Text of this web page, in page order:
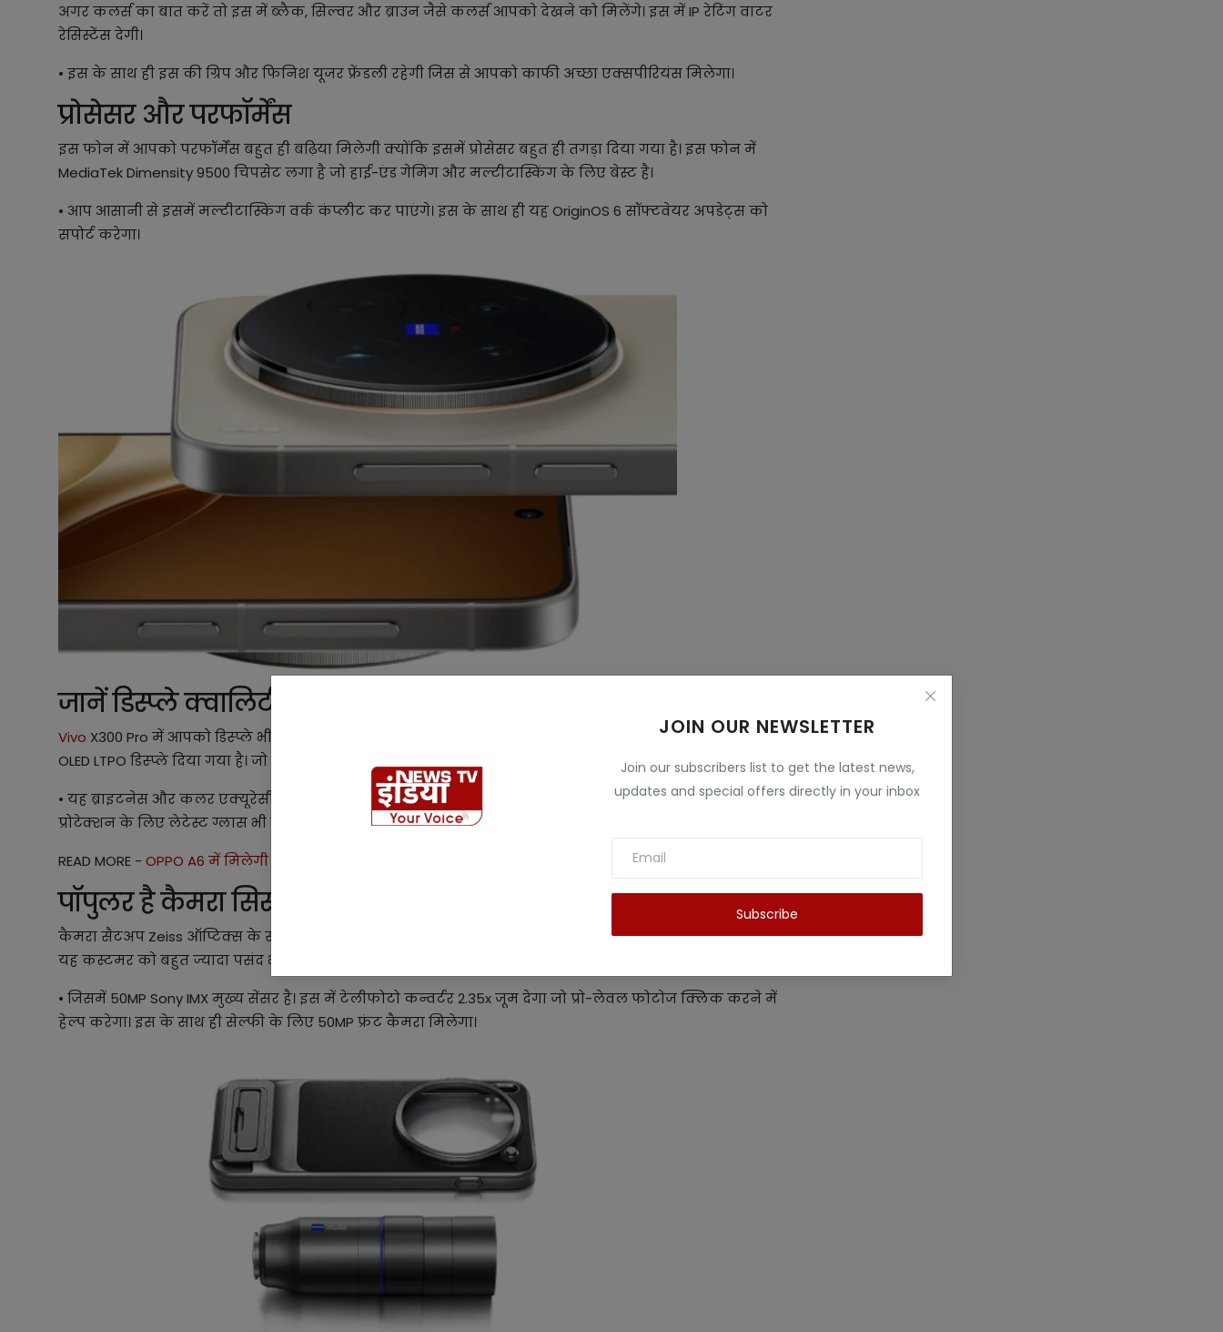
JOIN OUR NEWSLETTER
Join our subscribers list to get the latest news,
updates and special offers directly in your inbox
Subscribe
अगर कलर्स का बात करें तो इस में ब्लैक, सिल्वर और ब्राउन जैसे कलर्स आपको देखने को मिलेंगे। इस में IP रेटिंग वाटर
रेसिस्टेंस देगी।
• इस के साथ ही इस की ग्रिप और फिनिश यूजर फ्रेंडली रहेगी जिस से आपको काफी अच्छा एक्सपीरियंस मिलेगा।
प्रोसेसर और परफॉर्मेंस
इस फोन में आपको परफॉर्मेंस बहुत ही बढ़िया मिलेगी क्योंकि इसमें प्रोसेसर बहुत ही तगड़ा दिया गया है। इस फोन में
MediaTek Dimensity 9500 चिपसेट लगा है जो हाई-एंड गेमिंग और मल्टीटास्किंग के लिए बेस्ट है।
• आप आसानी से इसमें मल्टीटास्किंग वर्क कंप्लीट कर पाएंगे। इस के साथ ही यह OriginOS 6 सॉफ्टवेयर अपडेट्स को
सपोर्ट करेगा।
जानें डिस्प्ले क्वालिटी
Vivo X300 Pro में आपको डिस्प्ले भी काफी स्मूथ मिलने वाला है आपका एक्सपीरियंस में काफी बेहतर रहेगा। इस ।ए 1.5K
OLED LTPO डिस्प्ले दिया गया है। जो 120Hz रिफ्रेश रेट के साथ स्मूद स्क्रॉलिंग देगा।
• यह ब्राइटनेस और कलर एक्यूरेसी में काफी आगे है। यह खासकर आउटडोर यूज के लिए काफी अच्छा रहेगा। इस में
प्रोटेक्शन के लिए लेटेस्ट ग्लास भी यूज किया गया है।
READ MORE - OPPO A6 में मिलेगी IP69 सेफ्टी बनाएगा आपके एक्सपीरियंस को शानदार जाने फीचर्स
पॉपुलर है कैमरा सिस्टम
कैमरा सैटअप Zeiss ऑप्टिक्स के साथ आता है जिसके वजह से इसका कैमरा फीचर बहुत ही ज्यादा पॉपुलर हो रहा है और
यह कस्टमर को बहुत ज्यादा पसंद भी आ रहा है।
• जिसमें 50MP Sony IMX मुख्य सेंसर है। इस में टेलीफोटो कन्वर्टर 2.35x जूम देगा जो प्रो-लेवल फोटोज क्लिक करने में
हेल्प करेगा। इस के साथ ही सेल्फी के लिए 50MP फ्रंट कैमरा मिलेगा।